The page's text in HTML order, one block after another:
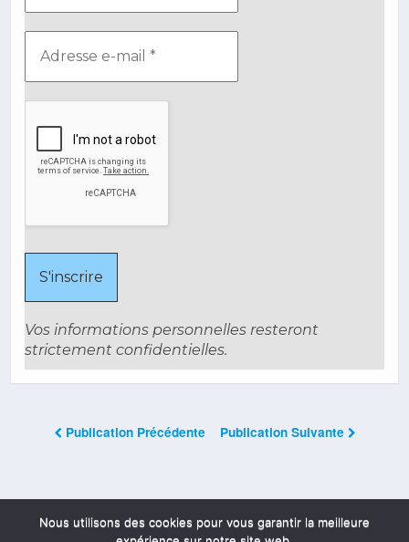
Vos informations personnelles resteront
strictement confidentielles.
Publication Précédente Publication Suivante
Les Commentaires Sont Fermés
Nous utilisons des cookies pour vous garantir la meilleure